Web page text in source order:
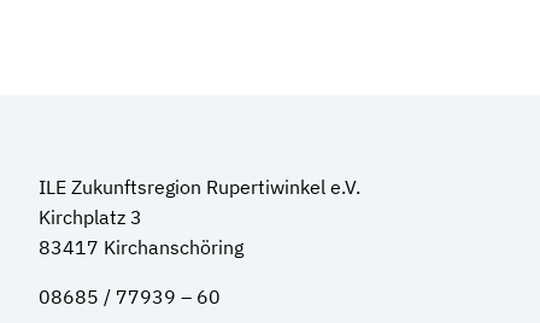
ILE Zukunftsregion Rupertiwinkel e.V.
Kirchplatz 3
83417 Kirchanschöring
08685 / 77939 – 60